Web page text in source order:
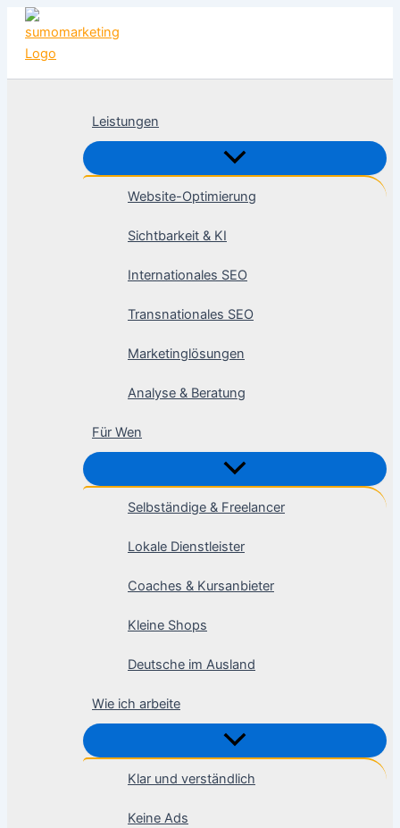
Zum
Inhalt
springen
Leistungen
Website-Optimierung
Sichtbarkeit & KI
Internationales SEO
Transnationales SEO
Marketinglösungen
Analyse & Beratung
Für Wen
Selbständige & Freelancer
Lokale Dienstleister
Coaches & Kursanbieter
Kleine Shops
Deutsche im Ausland
Wie ich arbeite
Klar und verständlich
Keine Ads